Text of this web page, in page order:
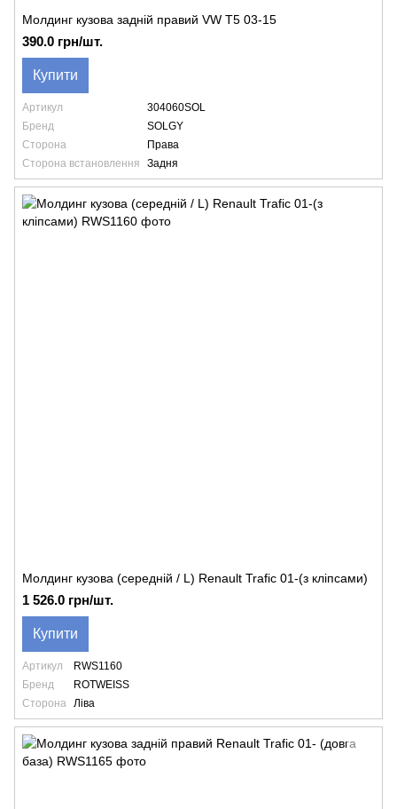
Молдинг кузова задній правий VW T5 03-15
390.0 грн/шт.
Купити
Артикул
304060SOL
Бренд
SOLGY
Сторона
Права
Сторона встановлення
Задня
Молдинг кузова (середній / L) Renault Trafic 01-(з кліпсами)
1 526.0 грн/шт.
Купити
Артикул
RWS1160
Бренд
ROTWEISS
Сторона Ліва